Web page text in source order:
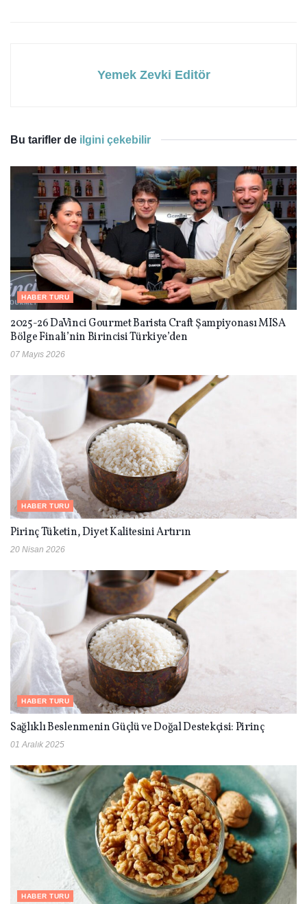
Yemek Zevki Editör
Bu tarifler de ilgini çekebilir
HABER TURU
2025-26 DaVinci Gourmet Barista Craft Şampiyonası MISA
Bölge Finali’nin Birincisi Türkiye’den
07 Mayıs 2026
HABER TURU
Pirinç Tüketin, Diyet Kalitesini Artırın
20 Nisan 2026
HABER TURU
Sağlıklı Beslenmenin Güçlü ve Doğal Destekçisi: Pirinç
01 Aralık 2025
HABER TURU